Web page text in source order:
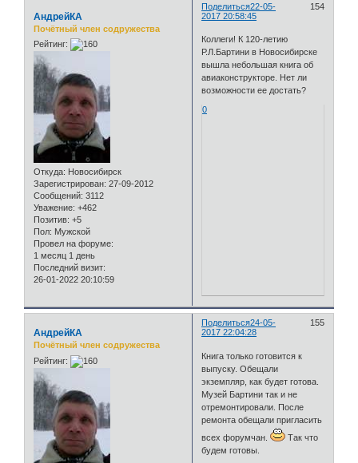
Поделиться 154
22-05-
2017 20:58:45
АндрейКА
Почётный член содружества
Рейтинг:
Откуда: Новосибирск
Зарегистрирован: 27-09-2012
Сообщений: 3112
Уважение: +462
Позитив: +5
Пол: Мужской
Провел на форуме:
1 месяц 1 день
Последний визит:
26-01-2022 20:10:59
Коллеги! К 120-летию
Р.Л.Бартини в Новосибирске
вышла небольшая книга об
авиаконструкторе. Нет ли
возможности ее достать?
0
Поделиться 155
24-05-
2017 22:04:28
АндрейКА
Почётный член содружества
Рейтинг:
Книга только готовится к
выпуску. Обещали
экземпляр, как будет готова.
Музей Бартини так и не
отремонтировали. После
ремонта обещали пригласить
всех форумчан.
Так что
будем готовы.